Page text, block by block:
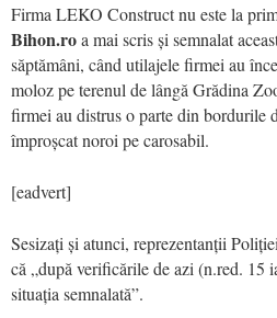
Firma LEKO Construct nu este la
Bihon.roa mai scris și semnalat
săptămâni, când utilajele firmei au
moloz pe terenul de lângă Grădina
firmei au distrus o parte din bordurile
împroșcat noroi pe carosabil.
[eadvert]
Sesizați și atunci, reprezentanții
că „după verificările de azi (n.red. 15
situația semnalată”.